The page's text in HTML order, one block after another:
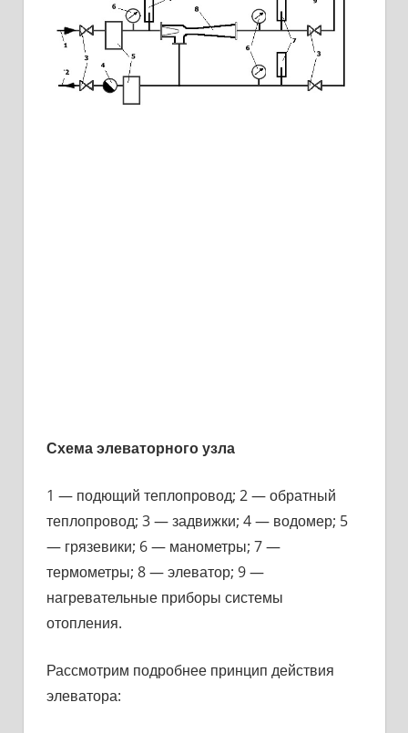
Схема элеваторного узла
1 — подющий теплопровод; 2 — обратный
теплопровод; 3 — задвижки; 4 — водомер; 5
— грязевики; 6 — манометры; 7 —
термометры; 8 — элеватор; 9 —
нагревательные приборы системы
отопления.
Рассмотрим подробнее принцип действия
элеватора: